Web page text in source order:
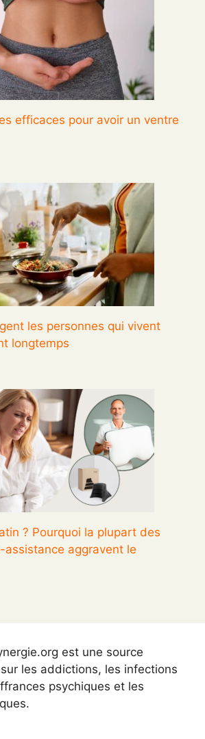
efficaces pour avoir un ventre
les personnes qui vivent
longtemps
? Pourquoi la plupart des
assistance aggravent le
est une source
les addictions, les infections
psychiques et les